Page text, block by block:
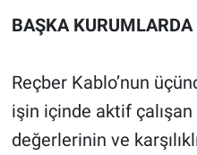
BAŞKA
Reçber Kablo’nun
işin içinde aktif
değerlerinin ve